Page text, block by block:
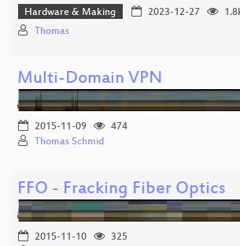
Hardware & Making 2023-12-27
Thomas
Multi-Domain VPN
2015-11-09
474
Thomas Schmid
FFO - Fracking Fiber Optics
2015-11-10
325